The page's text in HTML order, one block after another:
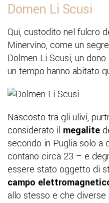
Domen Li Scusi
Qui, custodito nel fulcro
Minervino, come un
Dolmen Li Scusi, un
un tempo hanno abitato
Nascosto tra gli ulivi,
considerato il megalite
secondo in Puglia solo a
contano circa 23 – e
essere stato oggetto di
campo
allo stesso e che